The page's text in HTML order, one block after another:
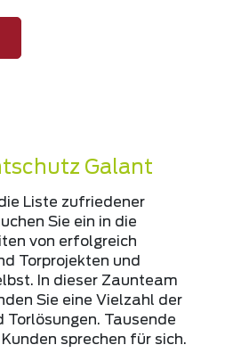
Galant
Liste zufriedener
Sie ein in die
von erfolgreich
Torprojekten und
In dieser Zaunteam
Sie eine Vielzahl der
Tausende
sprechen für sich.